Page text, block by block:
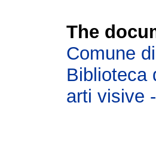
The
Comune
Biblioteca
arti visive